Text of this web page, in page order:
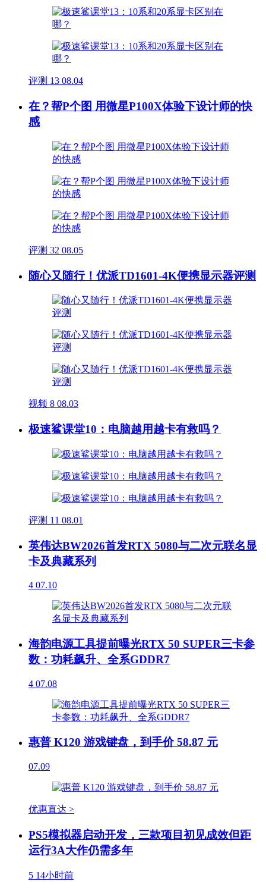
评测 13 08.04
在？帮P个图 用微星P100X体验下设计师的快
感
评测 32 08.05
随心又随行！优派TD1601-4K便携显示器评测
视频 8 08.03
极速鲨课堂10：电脑越用越卡有救吗？
评测 11 08.01
英伟达BW2026首发RTX 5080与二次元联名显
卡及典藏系列
4 07.10
海韵电源工具提前曝光RTX 50 SUPER三卡参
数：功耗飙升、全系GDDR7
4 07.08
惠普 K120 游戏键盘，到手价 58.87 元
07.09
优惠直达 >
PS5模拟器启动开发，三款项目初见成效但距
运行3A大作仍需多年
5 14小时前